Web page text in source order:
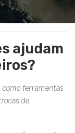
ajudam
como ferramentas
de